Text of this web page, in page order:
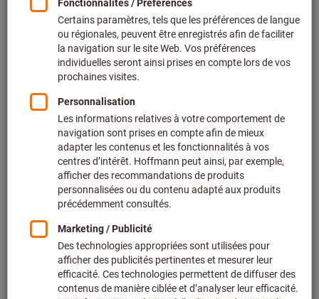
Prix personnalisés pour les clients professionnels après
connexion.
Ajouter au panier
Délai de livraison estimé : 2 à 3 semaines
Veuillez noter le délai de livraison et les conseils
Nous commandons cet article pour vous directement
chez le fabricant, car il ne fait pas partie de notre
assortiment principal et n’est donc pas en stock chez
nous.Infos